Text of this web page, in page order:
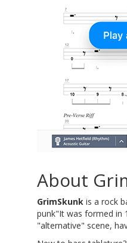
About
GrimSkunk is a rock
punk"It was formed in
"alternative" scene,